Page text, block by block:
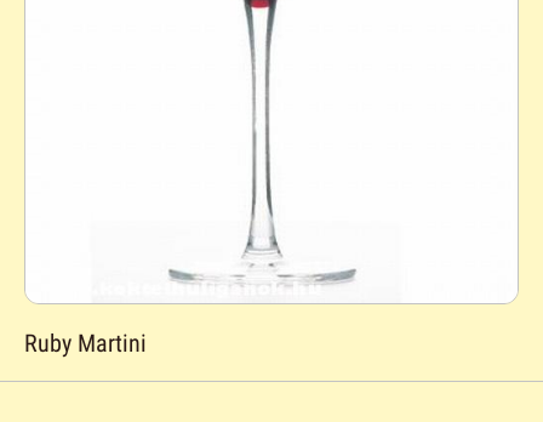
Ruby Martini